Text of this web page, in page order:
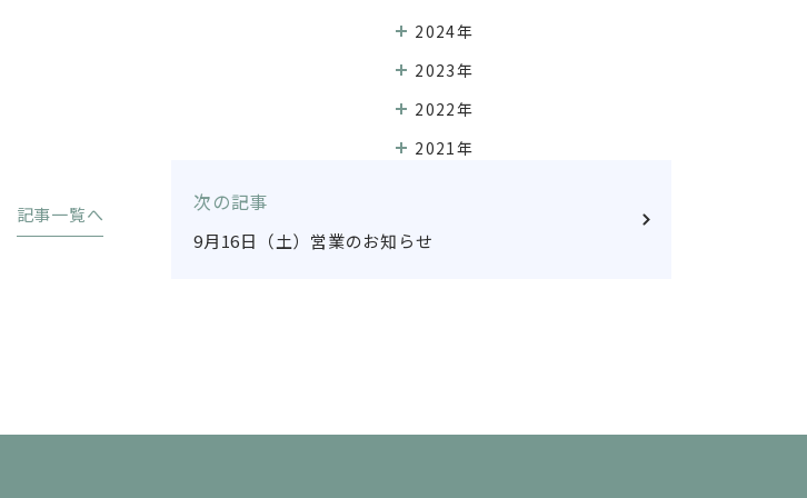
2024年
2023年
2022年
2021年
記事一覧へ 次の記事
9月16日（土）営業のお知らせ